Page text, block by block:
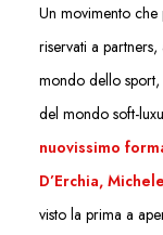
Un movimento
riservati a
mondo dello
del mondo soft-
nuovissimo
D’Erchia,
visto la prima a